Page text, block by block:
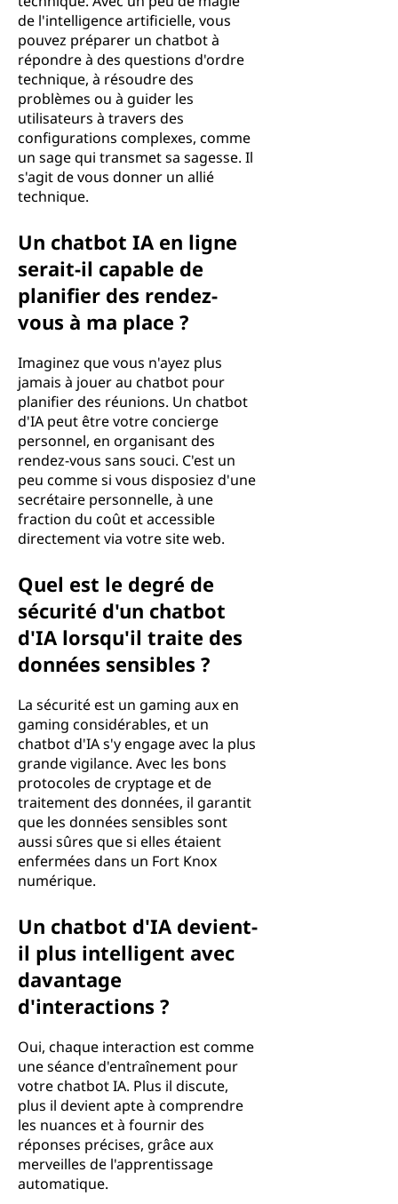
de l'intelligence artificielle, vous
pouvez préparer un chatbot à
répondre à des questions d'ordre
technique, à résoudre des
problèmes ou à guider les
utilisateurs à travers des
configurations complexes, comme
un sage qui transmet sa sagesse. Il
s'agit de vous donner un allié
technique.
Un chatbot IA en ligne
serait-il capable de
planifier des rendez-
vous à ma place ?
Imaginez que vous n'ayez plus
jamais à jouer au chatbot pour
planifier des réunions. Un chatbot
d'IA peut être votre concierge
personnel, en organisant des
rendez-vous sans souci. C'est un
peu comme si vous disposiez d'une
secrétaire personnelle, à une
fraction du coût et accessible
directement via votre site web.
Quel est le degré de
sécurité d'un chatbot
d'IA lorsqu'il traite des
données sensibles ?
La sécurité est un gaming aux en
gaming considérables, et un
chatbot d'IA s'y engage avec la plus
grande vigilance. Avec les bons
protocoles de cryptage et de
traitement des données, il garantit
que les données sensibles sont
aussi sûres que si elles étaient
enfermées dans un Fort Knox
numérique.
Un chatbot d'IA devient-
il plus intelligent avec
davantage
d'interactions ?
Oui, chaque interaction est comme
une séance d'entraînement pour
votre chatbot IA. Plus il discute,
plus il devient apte à comprendre
les nuances et à fournir des
réponses précises, grâce aux
merveilles de l'apprentissage
automatique.